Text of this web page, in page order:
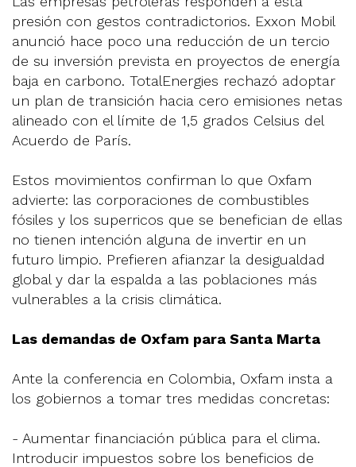
presión con gestos contradictorios. Exxon Mobil
anunció hace poco una reducción de un tercio
de su inversión prevista en proyectos de energía
baja en carbono. TotalEnergies rechazó adoptar
un plan de transición hacia cero emisiones netas
alineado con el límite de 1,5 grados Celsius del
Acuerdo de París.
Estos movimientos confirman lo que Oxfam
advierte: las corporaciones de combustibles
fósiles y los superricos que se benefician de ellas
no tienen intención alguna de invertir en un
futuro limpio. Prefieren afianzar la desigualdad
global y dar la espalda a las poblaciones más
vulnerables a la crisis climática.
Las demandas de Oxfam para Santa Marta
Ante la conferencia en Colombia, Oxfam insta a
los gobiernos a tomar tres medidas concretas:
- Aumentar financiación pública para el clima.
Introducir impuestos sobre los beneficios de